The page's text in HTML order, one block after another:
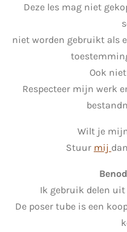
Deze les mag niet
niet worden gebruikt als
Ook
Respecteer mijn werk
Wilt je
Stuur mij
Ik gebruik delen
De poser tube is een